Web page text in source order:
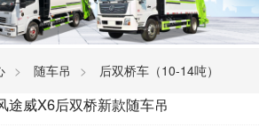
> 随车吊 > 后双桥车（10-14吨）
途威X6后双桥新款随车吊